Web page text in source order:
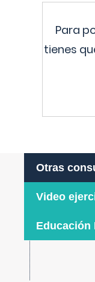
Para
tienes
Otras
Video
Educación